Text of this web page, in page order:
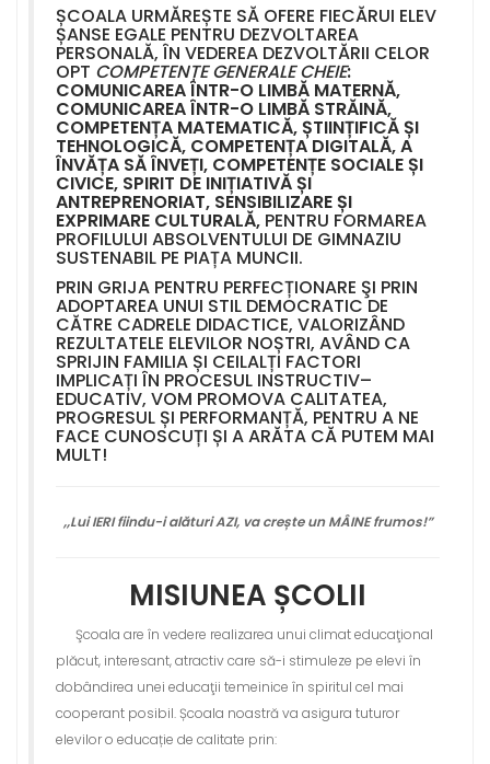
ȘCOALA URMĂREȘTE SĂ OFERE FIECĂRUI ELEV
ȘANSE EGALE PENTRU DEZVOLTAREA
PERSONALĂ, ÎN VEDEREA DEZVOLTĂRII CELOR
OPT COMPETENȚE GENERALE CHEIE:
COMUNICAREA ÎNTR-O LIMBĂ MATERNĂ,
COMUNICAREA ÎNTR-O LIMBĂ STRĂINĂ,
COMPETENȚA MATEMATICĂ, ȘTIINȚIFICĂ ȘI
TEHNOLOGICĂ, COMPETENȚA DIGITALĂ, A
ÎNVĂȚA SĂ ÎNVEȚI, COMPETENȚE SOCIALE ȘI
CIVICE, SPIRIT DE INIȚIATIVĂ ȘI
ANTREPRENORIAT, SENSIBILIZARE ȘI
EXPRIMARE CULTURALĂ, PENTRU FORMAREA
PROFILULUI ABSOLVENTULUI DE GIMNAZIU
SUSTENABIL PE PIAȚA MUNCII.
PRIN GRIJA PENTRU PERFECȚIONARE ŞI PRIN
ADOPTAREA UNUI STIL DEMOCRATIC DE
CĂTRE CADRELE DIDACTICE, VALORIZÂND
REZULTATELE ELEVILOR NOȘTRI, AVÂND CA
SPRIJIN FAMILIA ȘI CEILALȚI FACTORI
IMPLICAȚI ÎN PROCESUL INSTRUCTIV–
EDUCATIV, VOM PROMOVA CALITATEA,
PROGRESUL ȘI PERFORMANȚĂ, PENTRU A NE
FACE CUNOSCUȚI ȘI A ARĂTA CĂ PUTEM MAI
MULT!
,,Lui IERI fiindu-i alături AZI, va crește un MÂINE frumos!”
MISIUNEA ȘCOLII
Şcoala are în vedere realizarea unui climat educaţional
plăcut, interesant, atractiv care să-i stimuleze pe elevi în
dobândirea unei educaţii temeinice în spiritul cel mai
cooperant posibil. Școala noastră va asigura tuturor
elevilor o educație de calitate prin: